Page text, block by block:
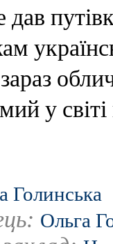
у
Голинська
Ольга